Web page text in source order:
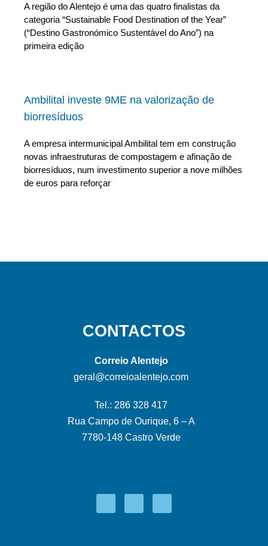
A região do Alentejo é uma das quatro finalistas da
categoria “Sustainable Food Destination of the Year”
(“Destino Gastronómico Sustentável do Ano”) na
primeira edição
Ambilital investe 9ME na valorização de
biorresíduos
A empresa intermunicipal Ambilital tem em construção
novas infraestruturas de compostagem e afinação de
biorresíduos, num investimento superior a nove milhões
de euros para reforçar
CONTACTOS
Correio Alentejo
geral@correioalentejo.com
Tel.: 286 328 417
Rua Campo de Ourique, 6 – A
7780-148 Castro Verde